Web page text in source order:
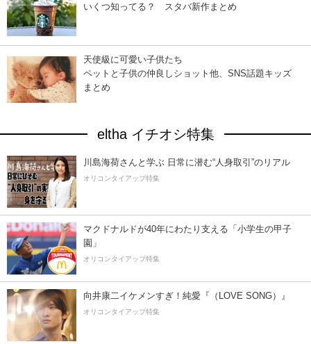
いくつ知ってる？ スタバ新作まとめ
天使級に可愛い子供たち
ペットと子供の仲良しショット他、SNS話題キッズ
まとめ
eltha イチオシ特集
川島海荷さんと学ぶ 日常に潜む“人身取引”のリアル
オリコンタイアップ特集
マクドナルドが40年にわたり支える「小学生の甲子
園」
オリコンタイアップ特集
向井康二イケメンすぎ！純愛『（LOVE SONG）』
オリコンタイアップ特集